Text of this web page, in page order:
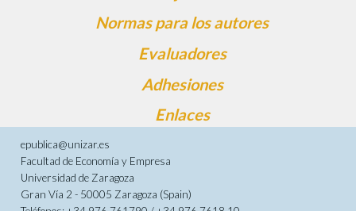
Normas para los autores
Evaluadores
Adhesiones
Enlaces
epublica@unizar.es
Facultad de Economía y Empresa
Universidad de Zaragoza
Gran Vía 2 - 50005 Zaragoza (Spain)